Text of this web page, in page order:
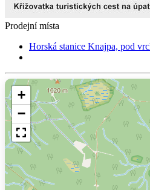
Prodejní místa
Horská stanice Knajpa, pod
+
−